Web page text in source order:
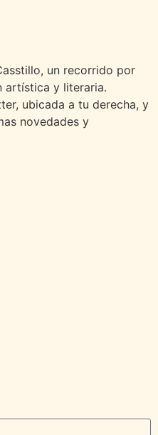
un recorrido por
artística y literaria.
ubicada a tu derecha, y
novedades y